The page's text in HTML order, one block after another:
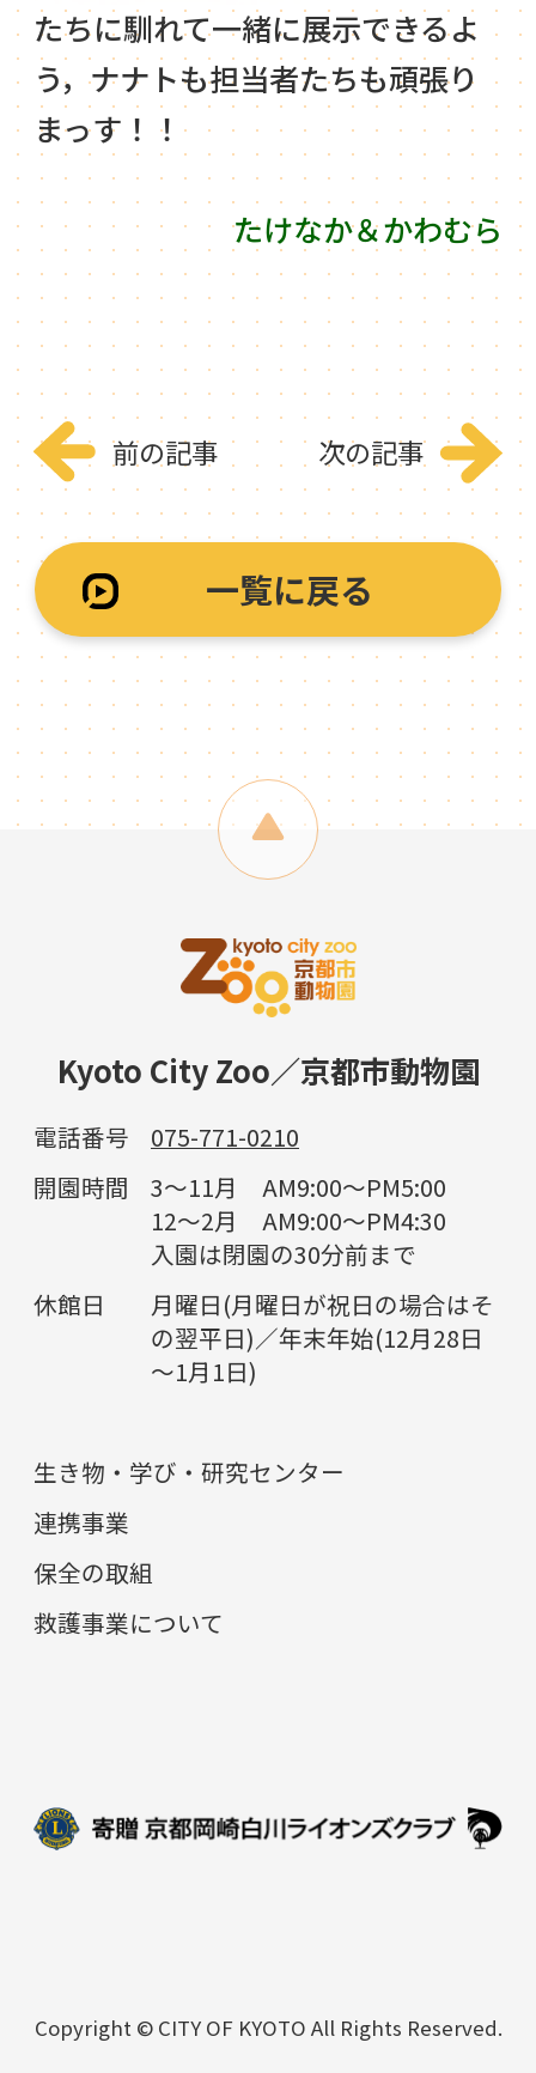
たちに馴れて一緒に展示できるよ
う，ナナトも担当者たちも頑張り
まっす！！
たけなか＆かわむら
前の記事
一覧に戻る
次の記事
Kyoto City Zoo／京都市動物園
電話番号
075-771-0210
開園時間
3～11月 AM9:00～PM5:00
12～2月 AM9:00～PM4:30
入園は閉園の30分前まで
休館日
月曜日(月曜日が祝日の場合はそ
の翌平日)／年末年始(12月28日
～1月1日)
生き物・学び・研究センター
連携事業
保全の取組
救護事業について
Copyright © CITY OF KYOTO All Rights Reserved.